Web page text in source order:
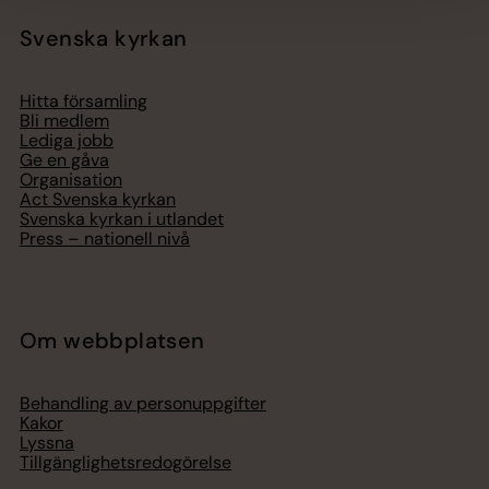
Svenska kyrkan
Hitta församling
Bli medlem
Lediga jobb
Ge en gåva
Organisation
Act Svenska kyrkan
Svenska kyrkan i utlandet
Press – nationell nivå
Om webbplatsen
Behandling av personuppgifter
Kakor
Lyssna
Tillgänglighetsredogörelse